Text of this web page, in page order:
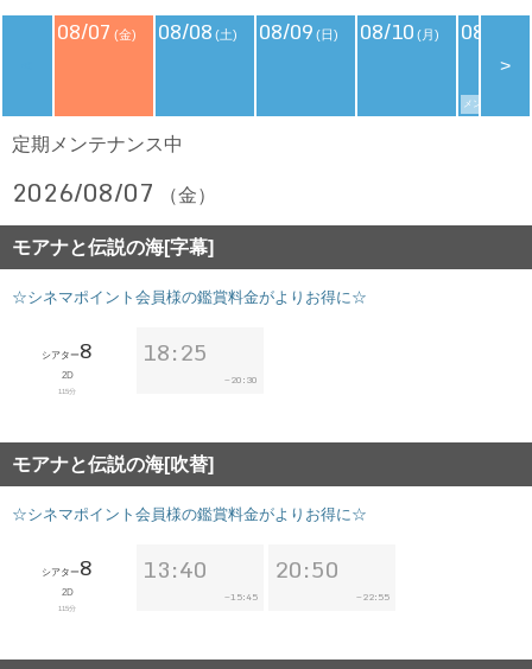
08/07 (金) 08/08 (土) 08/09 (日) 08/10 (月) 08/11
メンバーズデイ
>
定期メンテナンス中
2026/08/07 （金）
モアナと伝説の海[字幕]
☆シネマポイント会員様の鑑賞料金がよりお得に☆
シアター8
2D
115分
18:25
~ 20:30
モアナと伝説の海[吹替]
☆シネマポイント会員様の鑑賞料金がよりお得に☆
シアター8
2D
115分
13:40
~ 15:45
20:50
~ 22:55